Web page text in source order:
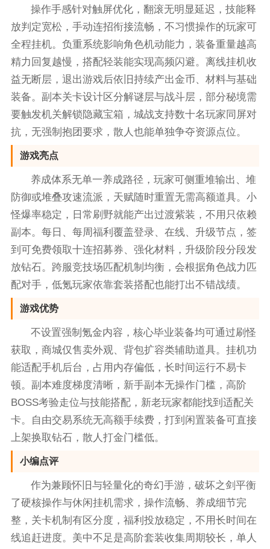
操作手感针对触屏优化，翻滚无明显延迟，技能释
放判定宽松，手动连招衔接流畅，不习惯操作的玩家可
全程挂机。负重系统影响角色机动能力，装备重量越高
精力回复越慢，搭配轻装能实现高频闪避。离线挂机收
益无断层，退出游戏后依旧持续产出金币、材料与基础
装备。副本关卡设计区分解谜层与战斗层，部分秘境需
要触发机关解锁隐藏宝箱，城战支持数十名玩家同屏对
抗，无强制抱团要求，散人也能单独争夺资源点位。
游戏亮点
养成体系无单一养成路径，玩家可侧重堆输出、堆
防御或堆叠攻速流派，天赋随时重置无需高额道具。小
怪爆率稳定，日常刷野就能产出过渡紫装，不用只依赖
副本。每日、每周福利覆盖登录、在线、升级节点，签
到可免费领取十连招募券、强化材料，升级阶段分段发
放钻石。跨服竞技场匹配机制均衡，会根据角色战力匹
配对手，低氪玩家依靠套装搭配也能打出不错战绩。
游戏优势
不设置强制氪金内容，核心毕业装备均可通过刷怪
获取，商城仅售卖外观、背包扩容类辅助道具。挂机功
能适配手机后台，占用内存偏低，长时间运行不易卡
顿。副本难度梯度清晰，新手副本无操作门槛，高阶
BOSS考验走位与技能搭配，新老玩家都能找到适配关
卡。自由交易系统无高额手续费，打到闲置装备可直接
上架换取钻石，散人打金门槛低。
小编点评
作为兼顾怀旧与轻量化的奇幻手游，破坏之剑平衡
了硬核操作与休闲挂机需求，操作流畅、养成细节完
整，关卡机制有区分度，福利投放稳定，不用长时间在
线追赶进度。美中不足是高阶套装收集周期较长，单人